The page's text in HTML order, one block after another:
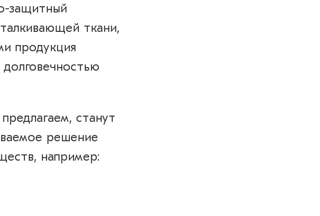
защитный
ткани,
продукция
станут
решение
например: